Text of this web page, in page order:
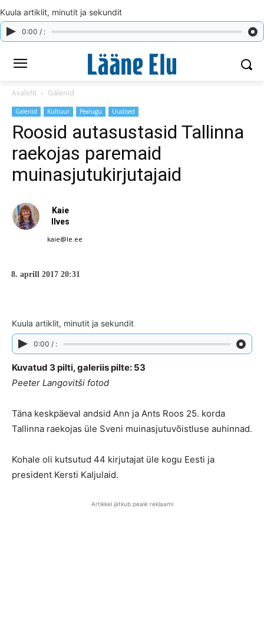
Kuula artiklit, minutit ja sekundit
0:00 / :
Avaleht Galeriid
Galeriid Kultuur Pealugu Uudised
Roosid autasustasid Tallinna
raekojas paremaid
muinasjutukirjutajaid
Kaie
Ilves
kaie@le.ee
8. aprill 2017 20:31
Kuula artiklit, minutit ja sekundit
0:00 / :
Kuvatud 3 pilti, galeriis pilte: 53
Peeter Langovitši fotod
Täna keskpäeval andsid Ann ja Ants Roos 25. korda
Tallinna raekojas üle Sveni muinasjutuvõistluse auhinnad.
Kohale oli kutsutud 44 kirjutajat üle kogu Eesti ja
president Kersti Kaljulaid.
Artikkel jätkub peale reklaami